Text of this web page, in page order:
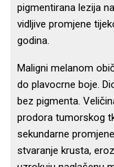
pigmentirana lezija
vidljive promjene
godina.
Maligni melanom
do plavocrne boje.
bez pigmenta.
prodora tumorskog
sekundarne
stvaranje krusta,